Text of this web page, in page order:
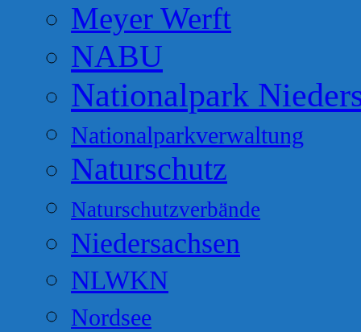
Meyer Werft
NABU
Nationalpark
Nationalparkverwaltung
Naturschutz
Naturschutzverbände
Niedersachsen
NLWKN
Nordsee